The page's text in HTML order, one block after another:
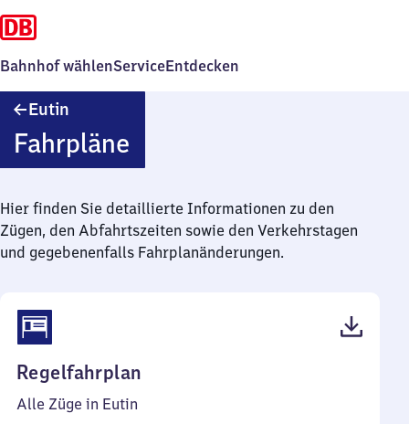
Bahnhof wählenServiceEntdecken
Eutin
Fahrpläne
Hier finden Sie detaillierte Informationen zu den
Zügen, den Abfahrtszeiten sowie den Verkehrstagen
und gegebenenfalls Fahrplanänderungen.
Regelfahrplan
Alle Züge in Eutin